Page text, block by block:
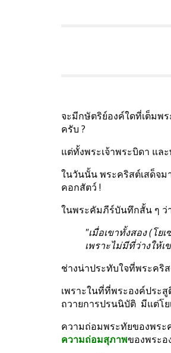
จะมีกษัตริย์องค์ใดที่เต็มพ
ครับ ?
แต่ทั้งพระเจ้าพระบิดา แล
ในวันนั้น พระคริสต์เสด็จม
คอกสัตว์ !
ในพระคัมภีร์บันทึกสั้น ๆ ว่
"เมื่อเขาทั้งสอง (โย
เพราะไม่มีที่ว่างให้เ
ช่างน่าประทับใจที่พระคริ
เพราะในที่ที่พระองค์ประสู
ถวายการปรนนิบัติ  มีแต่โ
ความถ่อมสุภาพของพระอ